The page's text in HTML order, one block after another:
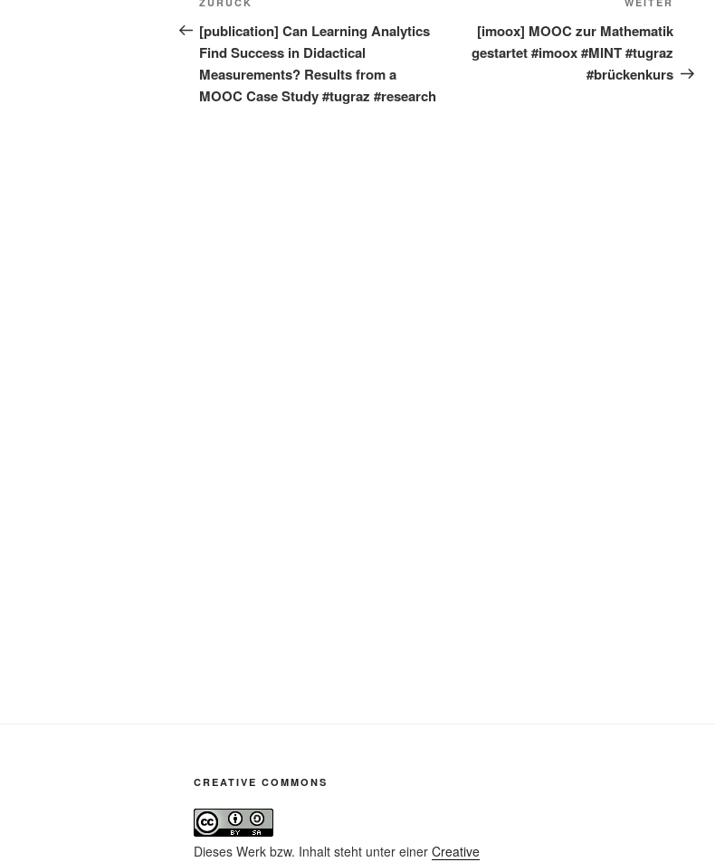
Vorheriger
Beitrag
[publication] Can Learning Analytics
Find Success in Didactical
Measurements? Results from a
MOOC Case Study #tugraz #research
Beitrag
[imoox] MOOC zur Mathematik
gestartet #imoox #MINT #tugraz
#brückenkurs
CREATIVE COMMONS
Dieses Werk bzw. Inhalt steht unter einer Creative